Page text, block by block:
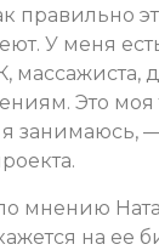
правильно
У меня
массажиста,
Это
занимаюсь,
по мнению
на ее